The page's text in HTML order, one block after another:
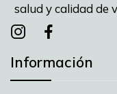
salud y calidad de
Información